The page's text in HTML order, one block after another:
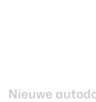
Nieuwe